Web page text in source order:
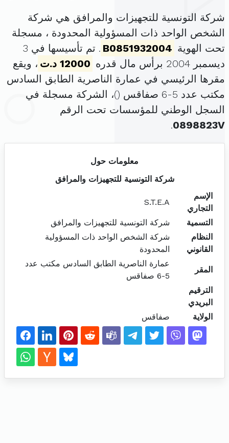
شركة التونسية للتجهيزات والمرافق هي شركة
الشخص الواحد ذات المسؤولية المحدودة ، مسجلة
تحت الهوية B0851932004
. تم تأسيسها في 3
ديسمبر 2004 برأس مال قدره
12000 د.ت
، ويقع
مقرها الرئيسي في عمارة الناصرية الطابق السادس
مكتب عدد 5-6 صفاقس (
)، الشركة مسجلة في
السجل الوطني للمؤسسات تحت الرقم
0898823V
.
معلومات حول
شركة التونسية للتجهيزات والمرافق
الإسم
التجاري
S.T.E.A
التسمية
شركة التونسية للتجهيزات والمرافق
النظام
القانوني
شركة الشخص الواحد ذات المسؤولية
المحدودة
المقر
عمارة الناصرية الطابق السادس مكتب عدد
5-6 صفاقس
الترقيم
البريدي
الولاية
صفاقس